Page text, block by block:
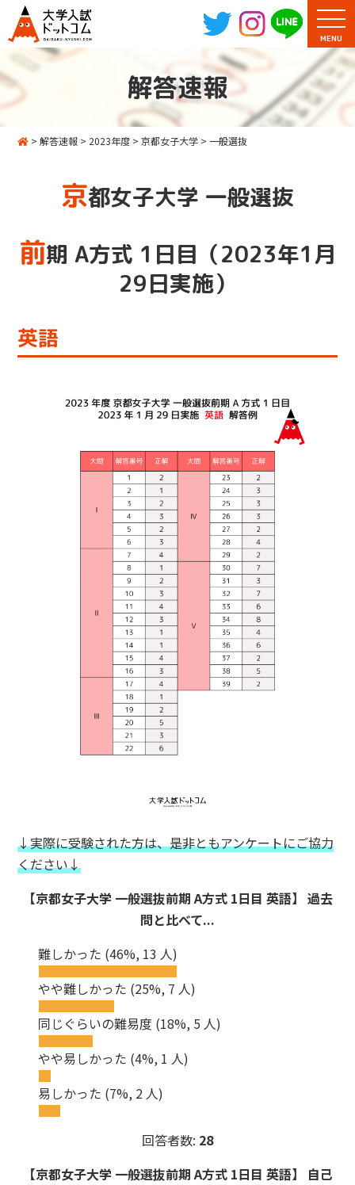
MENU
解答速報
>解答速報 > 2023年度 >京都女子大学 > 一般選抜
京都女子大学 一般選抜
前期 A方式 1日目（2023年1月
29日実施）
英語
↓実際に受験された方は、是非ともアンケートにご協力
ください↓
【京都女子大学 一般選抜前期 A方式 1日目 英語】 過去
問と比べて...
難しかった (46%, 13 人)
やや難しかった (25%, 7 人)
同じぐらいの難易度 (18%, 5 人)
やや易しかった (4%, 1 人)
易しかった (7%, 2 人)
回答者数: 28
【京都女子大学 一般選抜前期 A方式 1日目 英語】 自己